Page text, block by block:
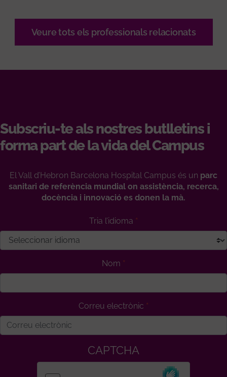
Veure tots els professionals relacionats
Subscriu-te als nostres butlletins i
forma part de la vida del Campus
El Vall d’Hebron Barcelona Hospital Campus és un parc
sanitari de referència mundial on assistència, recerca,
docència i innovació es donen la mà.
Tria l’idioma
Nom
Correu electrònic
CAPTCHA